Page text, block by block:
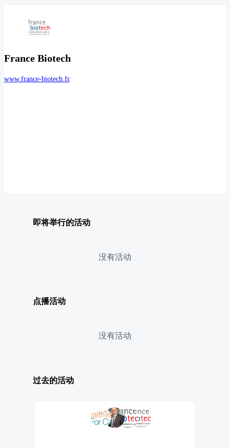
France Biotech
www.france-biotech.fr
即将举行的活动
没有活动
点播活动
没有活动
过去的活动